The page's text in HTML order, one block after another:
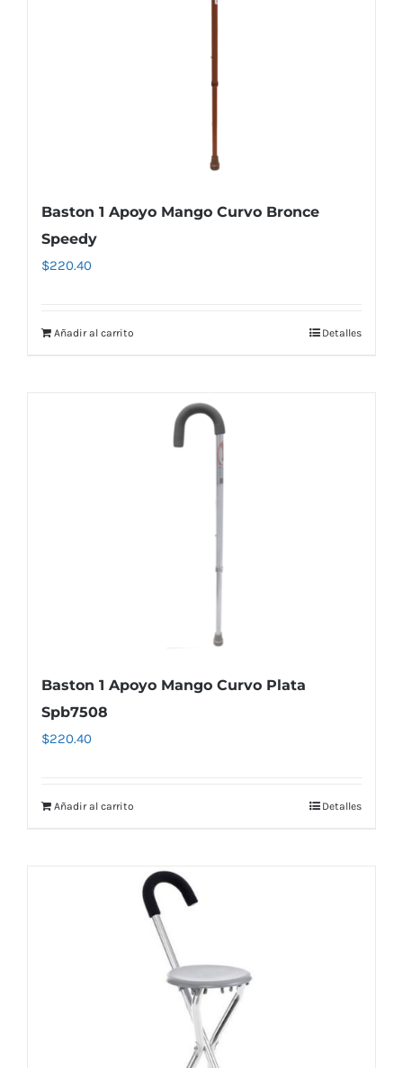
Baston 1 Apoyo Mango Curvo Bronce
Speedy
$220.40
Añadir al carrito Detalles
Baston 1 Apoyo Mango Curvo Plata
Spb7508
$220.40
Añadir al carrito Detalles